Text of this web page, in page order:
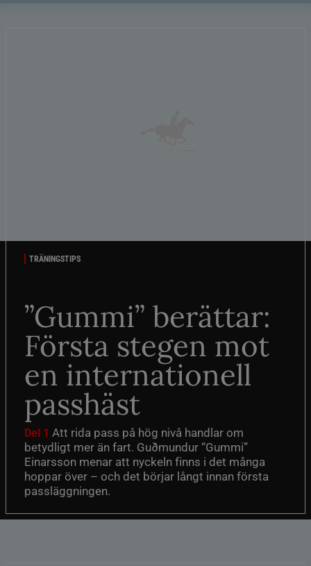
TRÄNINGSTIPS
”Gummi” berättar:
Första stegen mot
en internationell
passhäst
Del 1 Att rida pass på hög nivå handlar om
betydligt mer än fart. Guðmundur “Gummi”
Einarsson menar att nyckeln finns i det många
hoppar över – och det börjar långt innan första
passläggningen.